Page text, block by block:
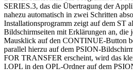
SERIES.3, das die Übertragung der
nahezu automatisch in zwei Schritten
Installationsprogramm zeigt auf dem ST
Bildschirmseiten mit Erklärungen an, die
Mausklick auf den CONTINUE-Button
parallel hierzu auf dem PSION-
FOR TRANSFER erscheint, wird das
I.OPL in den OPL-Ordner auf dem